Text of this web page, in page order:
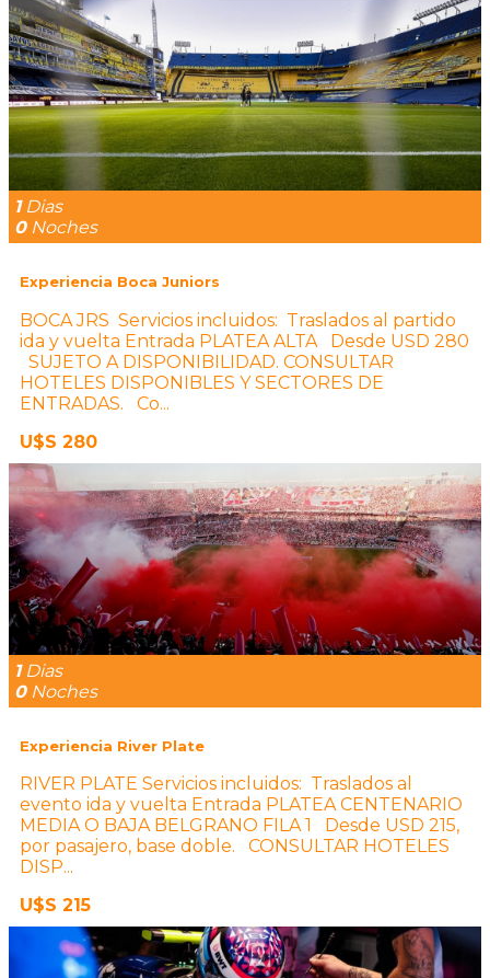
1Dias
0Noches
Experiencia Boca Juniors
BOCA JRS Servicios incluidos: Traslados al partido
ida y vuelta Entrada PLATEA ALTA Desde USD 280
SUJETO A DISPONIBILIDAD. CONSULTAR
HOTELES DISPONIBLES Y SECTORES DE
ENTRADAS. Co...
U$S 280
1Dias
0Noches
Experiencia River Plate
RIVER PLATE Servicios incluidos: Traslados al
evento ida y vuelta Entrada PLATEA CENTENARIO
MEDIA O BAJA BELGRANO FILA 1 Desde USD 215,
por pasajero, base doble. CONSULTAR HOTELES
DISP...
U$S 215